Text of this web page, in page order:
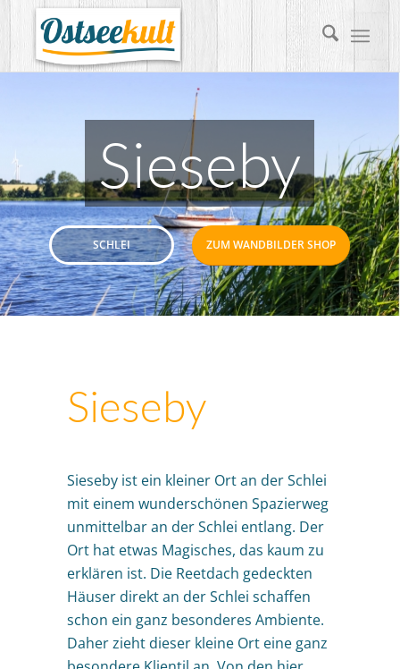
Sieseby
SCHLEI ZUM WANDBILDER SHOP
Sieseby
Sieseby ist ein kleiner Ort an der Schlei
mit einem wunderschönen Spazierweg
unmittelbar an der Schlei entlang. Der
Ort hat etwas Magisches, das kaum zu
erklären ist. Die Reetdach gedeckten
Häuser direkt an der Schlei schaffen
schon ein ganz besonderes Ambiente.
Daher zieht dieser kleine Ort eine ganz